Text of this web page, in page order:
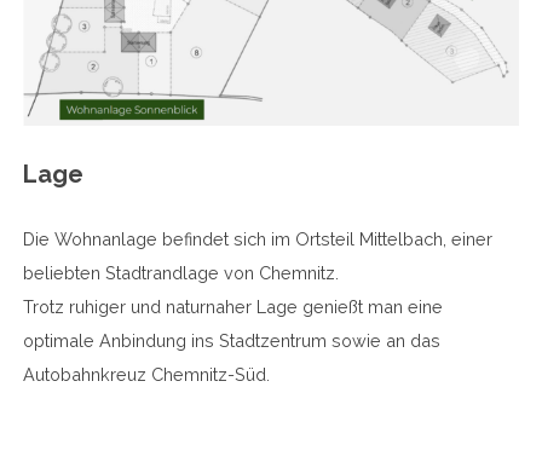
Lage
Die Wohnanlage befindet sich im Ortsteil Mittelbach, einer
beliebten Stadtrandlage von Chemnitz.
Trotz ruhiger und naturnaher Lage genießt man eine
optimale Anbindung ins Stadtzentrum sowie an das
Autobahnkreuz Chemnitz-Süd.